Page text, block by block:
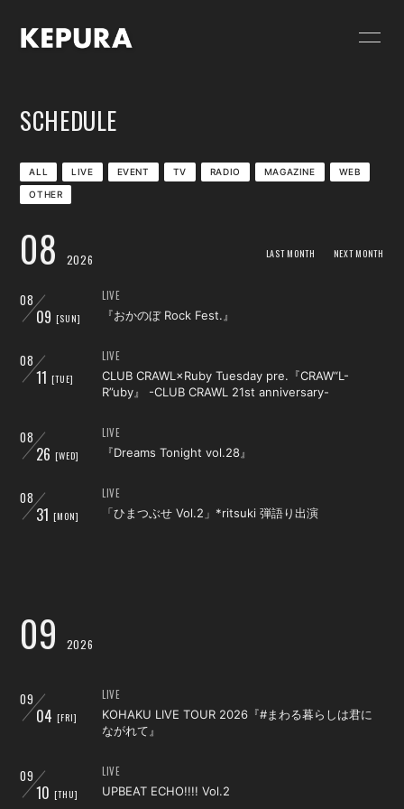
SCHEDULE
VIDEO
RELEASE
FC限定 PHOTO
FC限定 MOVIE
FC限定 RADIO
会員登録 ログイン
SCHEDULE
ALL LIVE EVENT TV RADIO MAGAZINE WEB
OTHER
08 2026 LAST MONTH NEXT MONTH
08
09 [SUN]
LIVE
『おかのぼ Rock Fest.』
08
11 [TUE]
LIVE
CLUB CRAWL×Ruby Tuesday pre.『CRAW“L-
R”uby』 -CLUB CRAWL 21st anniversary-
08
26 [WED]
LIVE
『Dreams Tonight vol.28』
08
31 [MON]
LIVE
「ひまつぶせ Vol.2」*ritsuki 弾語り出演
09 2026
09
04 [FRI]
LIVE
KOHAKU LIVE TOUR 2026『#まわる暮らしは君に
ながれて』
09
10 [THU]
LIVE
UPBEAT ECHO!!!! Vol.2